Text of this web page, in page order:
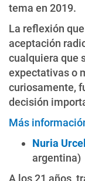
tema en 2019.
La reflexión
aceptación
cualquiera que
expectativas o
curiosamente,
decisión
Más
Nuria
argentina)
A los 21 años,